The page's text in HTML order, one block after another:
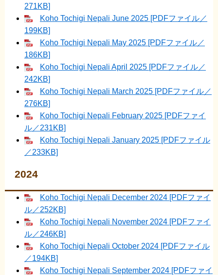
271KB]
Koho Tochigi Nepali June 2025 [PDFファイル／
199KB]
Koho Tochigi Nepali May 2025 [PDFファイル／
186KB]
Koho Tochigi Nepali April 2025 [PDFファイル／
242KB]
Koho Tochigi Nepali March 2025 [PDFファイル／
276KB]
Koho Tochigi Nepali February 2025 [PDFファイ
ル／231KB]
Koho Tochigi Nepali January 2025 [PDFファイル
／233KB]
2024
Koho Tochigi Nepali December 2024 [PDFファイ
ル／252KB]
Koho Tochigi Nepali November 2024 [PDFファイ
ル／246KB]
Koho Tochigi Nepali October 2024 [PDFファイル
／194KB]
Koho Tochigi Nepali September 2024 [PDFファイ